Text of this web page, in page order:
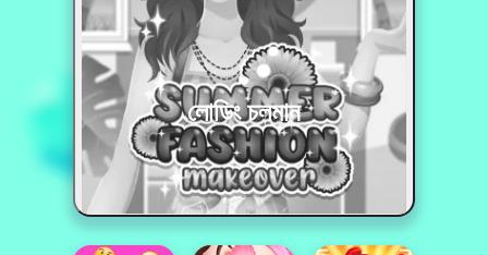
লোডিং চলমান